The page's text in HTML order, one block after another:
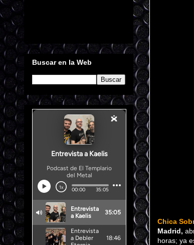
Chica
Madrid,
horas; ya
Buscar en la Web